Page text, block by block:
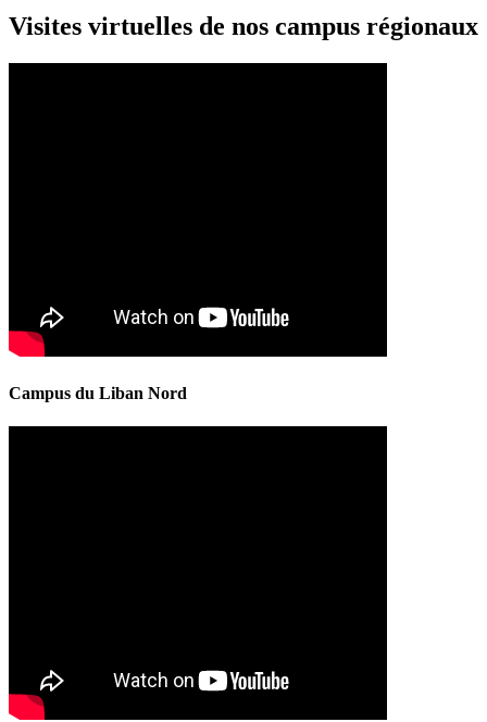
Visites virtuelles de nos campus régionaux
Campus du Liban Nord